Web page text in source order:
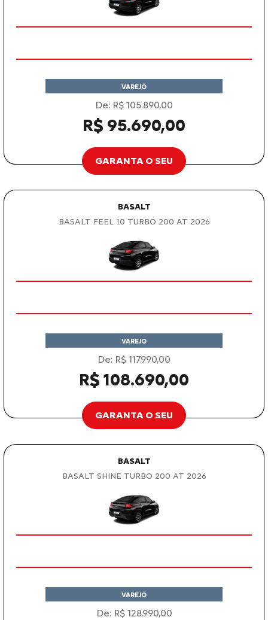
VAREJO
De: R$ 105.890,00
R$ 95.690,00
GARANTA O SEU
BASALT
BASALT FEEL 1.0 TURBO 200 AT 2026
VAREJO
De: R$ 117.990,00
R$ 108.690,00
GARANTA O SEU
BASALT
BASALT SHINE TURBO 200 AT 2026
VAREJO
De: R$ 128.990,00